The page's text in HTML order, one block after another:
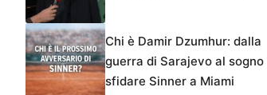
Chi è Damir Dzumhur: dalla
guerra di Sarajevo al sogno
sfidare Sinner a Miami